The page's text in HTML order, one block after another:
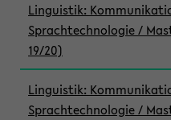
Linguistik:
Sprachtechnologie /
19/20)
Linguistik:
Sprachtechnologie /